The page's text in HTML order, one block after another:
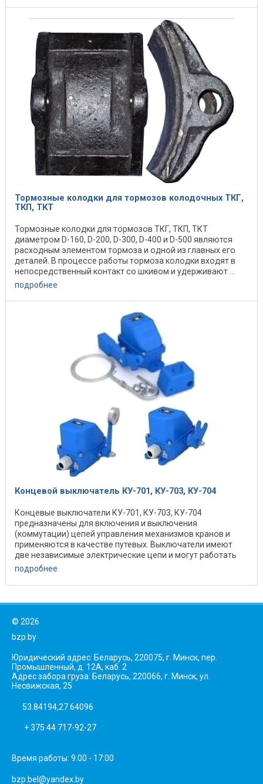
Тормозные колодки для тормозов колодочных ТКГ,
ТКП, ТКТ
Тормозные колодки для тормозов ТКГ, ТКП, ТКТ
диаметром D-160, D-200, D-300, D-400 и D-500 являются
расходным элементом тормоза и одной из главных его
деталей. В процессе работы тормоза колодки входят в
непосредственный контакт со шкивом и удерживают ...
подробнее
Концевой выключатель КУ-701, КУ-703, КУ-704
Концевые выключатели КУ-701, КУ-703, КУ-704
предназначены для включения и выключения
(коммутации) цепей управления механизмов кранов и
применяются в качестве путевых. Выключатели имеют
две независимые электрические цепи и могут работать
как на ...
подробнее
© 2026
bzp.by
Юридический адрес: Беларусь, 220075, г. Минск, пер.
Промышленный, д. 12А, каб. 2
Адрес забора груза: Беларусь, 220066, г. Минск, ул.
Несвижская, 25
53.84194,27.64096
+ 375 44 717-92-27
Время работы: 9:00 - 17:00
bzp.bel@yandex.by